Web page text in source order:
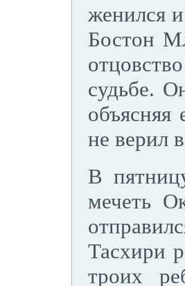
женился
Бостон
судьбе.
объясняя
не верил
В
мечеть
Тасхири
троих